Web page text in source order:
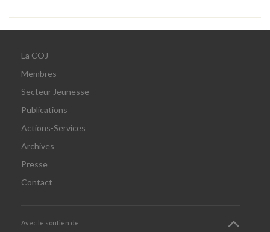
La COJ
Membres
Secteur Jeunesse
Publications
Actions-Services
Archives
Presse
Contact
Avec le soutien de :